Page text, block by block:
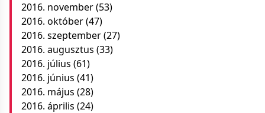
2016. november(53)
2016. október(47)
2016. szeptember(27)
2016. augusztus (33)
2016. július (61)
2016. június (41)
2016. május (28)
2016. április (24)